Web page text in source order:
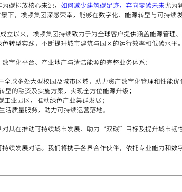
碳排放核心来源，如何减少建筑碳足迹，奔向零碳未来尤为
下，埃顿集团深感荣幸，能够在数字化、能源转型与可持续
成立以来，埃顿集团持续致力于为全球客户提供涵盖能源管
转型实践，不断提升城市建筑与园区的运行效率和低碳水平。
字化平台、产业地产与清洁能源的完整业务体系：
全球多处大型校园及城市区域，助力资产数字化管理和性能优
型的融资及实施方案，实现全方位能源升级；
业园区，推动绿色产业集群发展；
活质量服务，助力可持续运营落地。
其在推动可持续城市发展、助力“双碳”目标及提升城市韧
续发展对话。我们将携手各界合作伙伴，依托专业能力和